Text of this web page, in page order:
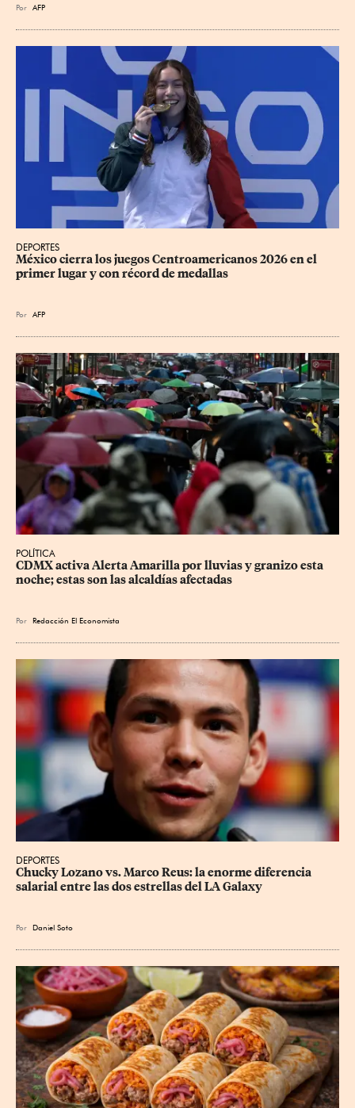
Por AFP
DEPORTES
México cierra los juegos Centroamericanos 2026 en el
primer lugar y con récord de medallas
Por AFP
POLÍTICA
CDMX activa Alerta Amarilla por lluvias y granizo esta
noche; estas son las alcaldías afectadas
Por Redacción El Economista
DEPORTES
Chucky Lozano vs. Marco Reus: la enorme diferencia
salarial entre las dos estrellas del LA Galaxy
Por Daniel Soto